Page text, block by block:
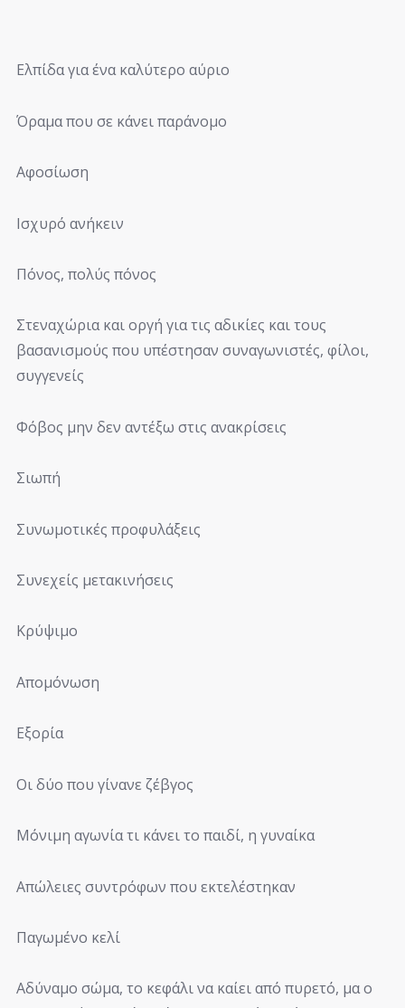
Ελπίδα για ένα καλύτερο αύριο
Όραμα που σε κάνει παράνομο
Αφοσίωση
Ισχυρό ανήκειν
Πόνος, πολύς πόνος
Στεναχώρια και οργή για τις αδικίες και τους
βασανισμούς που υπέστησαν συναγωνιστές, φίλοι,
συγγενείς
Φόβος μην δεν αντέξω στις ανακρίσεις
Σιωπή
Συνωμοτικές προφυλάξεις
Συνεχείς μετακινήσεις
Κρύψιμο
Απομόνωση
Εξορία
Οι δύο που γίνανε ζέβγος
Μόνιμη αγωνία τι κάνει το παιδί, η γυναίκα
Απώλειες συντρόφων που εκτελέστηκαν
Παγωμένο κελί
Αδύναμο σώμα, το κεφάλι να καίει από πυρετό, μα ο